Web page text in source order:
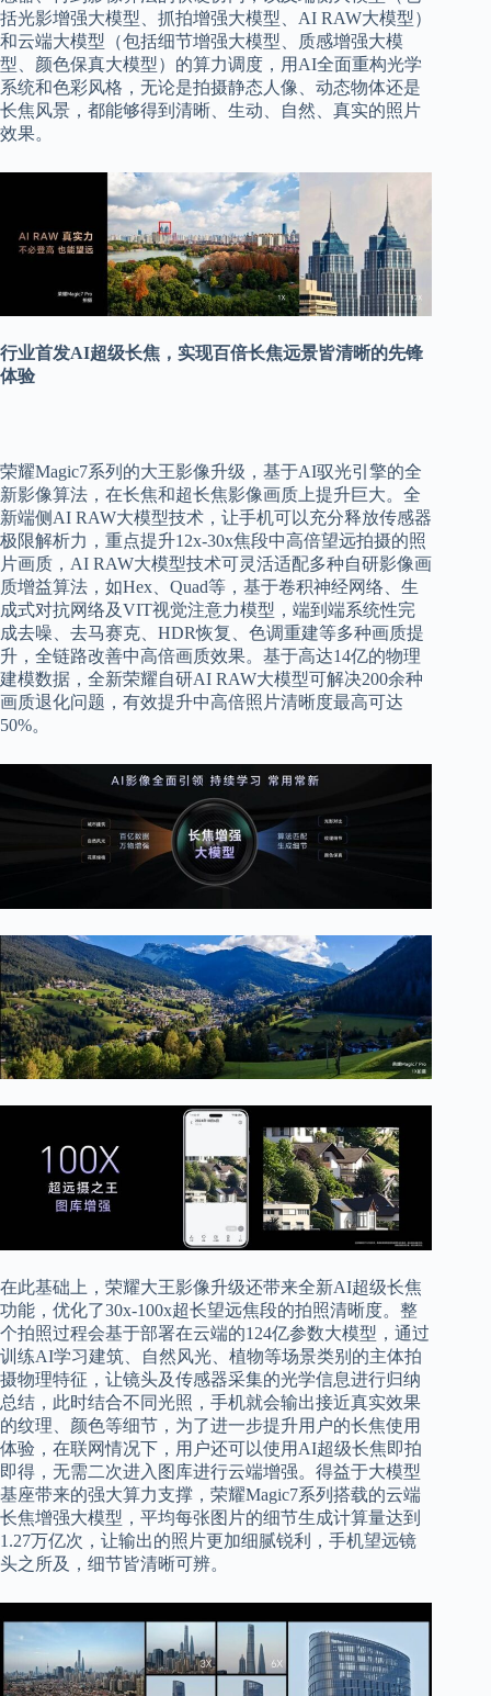
括光影增强大模型、抓拍增强大模型、AI RAW大模型）
和云端大模型（包括细节增强大模型、质感增强大模
型、颜色保真大模型）的算力调度，用AI全面重构光学
系统和色彩风格，无论是拍摄静态人像、动态物体还是
长焦风景，都能够得到清晰、生动、自然、真实的照片
效果。
行业首发AI超级长焦，实现百倍长焦远景皆清晰的先锋
体验
荣耀Magic7系列的大王影像升级，基于AI驭光引擎的全
新影像算法，在长焦和超长焦影像画质上提升巨大。全
新端侧AI RAW大模型技术，让手机可以充分释放传感器
极限解析力，重点提升12x-30x焦段中高倍望远拍摄的照
片画质，AI RAW大模型技术可灵活适配多种自研影像画
质增益算法，如Hex、Quad等，基于卷积神经网络、生
成式对抗网络及VIT视觉注意力模型，端到端系统性完
成去噪、去马赛克、HDR恢复、色调重建等多种画质提
升，全链路改善中高倍画质效果。基于高达14亿的物理
建模数据，全新荣耀自研AI RAW大模型可解决200余种
画质退化问题，有效提升中高倍照片清晰度最高可达
50%。
在此基础上，荣耀大王影像升级还带来全新AI超级长焦
功能，优化了30x-100x超长望远焦段的拍照清晰度。整
个拍照过程会基于部署在云端的124亿参数大模型，通过
训练AI学习建筑、自然风光、植物等场景类别的主体拍
摄物理特征，让镜头及传感器采集的光学信息进行归纳
总结，此时结合不同光照，手机就会输出接近真实效果
的纹理、颜色等细节，为了进一步提升用户的长焦使用
体验，在联网情况下，用户还可以使用AI超级长焦即拍
即得，无需二次进入图库进行云端增强。得益于大模型
基座带来的强大算力支撑，荣耀Magic7系列搭载的云端
长焦增强大模型，平均每张图片的细节生成计算量达到
1.27万亿次，让输出的照片更加细腻锐利，手机望远镜
头之所及，细节皆清晰可辨。